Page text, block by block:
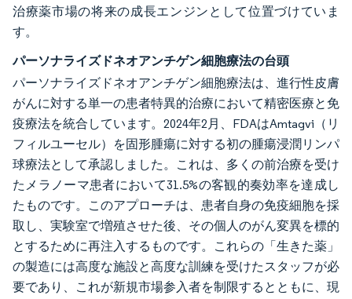
治療薬市場の将来の成長エンジンとして位置づけていま
す。
パーソナライズドネオアンチゲン細胞療法の台頭
パーソナライズドネオアンチゲン細胞療法は、進行性皮膚
がんに対する単一の患者特異的治療において精密医療と免
疫療法を統合しています。2024年2月、FDAはAmtagvi（リ
フィルユーセル）を固形腫瘍に対する初の腫瘍浸潤リンパ
球療法として承認しました。これは、多くの前治療を受け
たメラノーマ患者において31.5%の客観的奏効率を達成し
たものです。このアプローチは、患者自身の免疫細胞を採
取し、実験室で増殖させた後、その個人のがん変異を標的
とするために再注入するものです。これらの「生きた薬」
の製造には高度な施設と高度な訓練を受けたスタッフが必
要であり、これが新規市場参入者を制限するとともに、現